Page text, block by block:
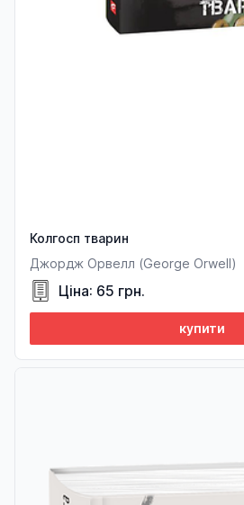
Колгосп тварин
Джордж Орвелл (George Orwell)
Ціна: 65 грн.
купити